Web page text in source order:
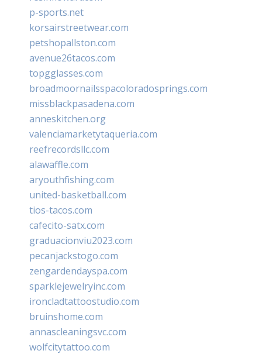
p-sports.net
korsairstreetwear.com
petshopallston.com
avenue26tacos.com
topgglasses.com
broadmoornailsspacoloradosprings.com
missblackpasadena.com
anneskitchen.org
valenciamarketytaqueria.com
reefrecordsllc.com
alawaffle.com
aryouthfishing.com
united-basketball.com
tios-tacos.com
cafecito-satx.com
graduacionviu2023.com
pecanjackstogo.com
zengardendayspa.com
sparklejewelryinc.com
ironcladtattoostudio.com
bruinshome.com
annascleaningsvc.com
wolfcitytattoo.com